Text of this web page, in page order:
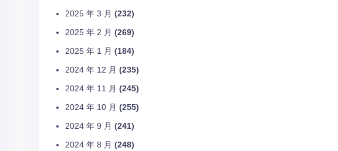
2025 年 3 月 (232)
2025 年 2 月 (269)
2025 年 1 月 (184)
2024 年 12 月 (235)
2024 年 11 月 (245)
2024 年 10 月 (255)
2024 年 9 月 (241)
2024 年 8 月 (248)